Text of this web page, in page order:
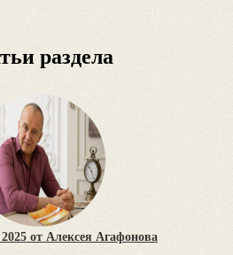
раздела
от Алексея Агафонова